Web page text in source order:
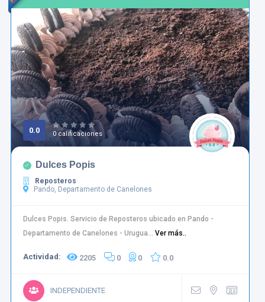
0.0 0 calificaciones
Dulces Popis
Reposteros
Pando, Departamento de Canelones
Dulces Popis. Servicio de Reposteros ubicado en Pando -
Departamento de Canelones - Urugua... Ver más..
Actividad: 2205 0 0 0.0
INDEPENDIENTE